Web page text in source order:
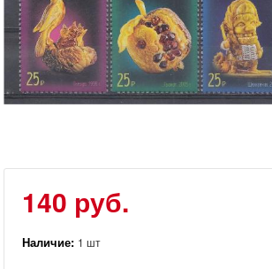
140 руб.
Наличие: 1 шт